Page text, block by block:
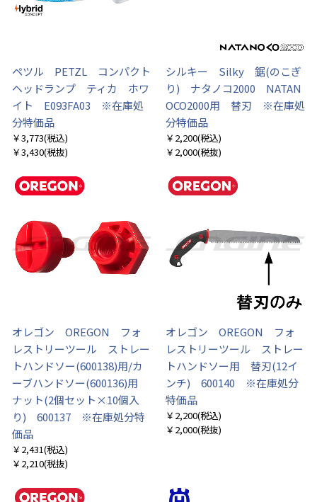
ペツル PETZL コンパクト
ヘッドランプ ティカ ホワ
イト E093FA03 ※在庫処
分特価品
￥3,773(税込)
￥3,430(税抜)
シルキー Silky 鋸(のこぎ
り) ナタノコ2000 NATAN
OCO2000用 替刃 ※在庫処
分特価品
￥2,200(税込)
￥2,000(税抜)
オレゴン OREGON フォ
レストリーツール ストレー
トハンドソー(600138)用/カ
ーブハンドソー(600136)用
ナット(2個セット×10個入
り) 600137 ※在庫処分特
価品
￥2,431(税込)
￥2,210(税抜)
オレゴン OREGON フォ
レストリーツール ストレー
トハンドソー用 替刃(12イ
ンチ) 600140 ※在庫処分
特価品
￥2,200(税込)
￥2,000(税抜)